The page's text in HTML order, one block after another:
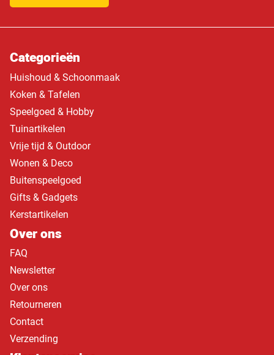
Categorieën
Huishoud & Schoonmaak
Koken & Tafelen
Speelgoed & Hobby
Tuinartikelen
Vrije tijd & Outdoor
Wonen & Deco
Buitenspeelgoed
Gifts & Gadgets
Kerstartikelen
Over ons
FAQ
Newsletter
Over ons
Retourneren
Contact
Verzending